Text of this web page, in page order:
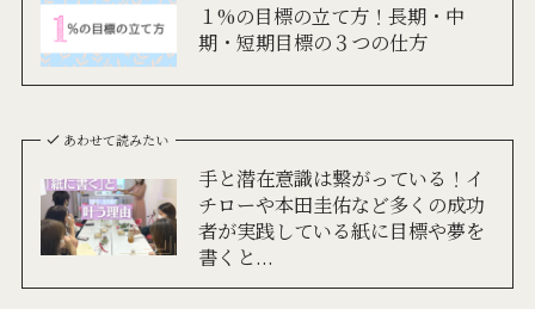
１%の目標の立て方！長期・中
期・短期目標の３つの仕方
あわせて読みたい
手と潜在意識は繋がっている！イ
チローや本田圭佑など多くの成功
者が実践している紙に目標や夢を
書くと...